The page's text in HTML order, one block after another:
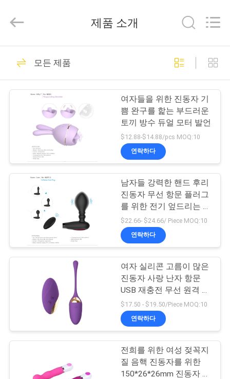
제
쇼
소
개
견
2021
CO.,LTD..
Ｇ스폿 진동자 성적
기구
58
토끼 진동자 성적 기
구
22
빠는 진동자 성적 기
구
10
제품 소개
모든 제품
여자들을 위한 진동자 기
쁨 완구를 핥는 부드러운
토끼 방수 듀얼 모터 발언
$12.88-$14.88/pcs MOQ:10
연락하다
남자들 강력한 핸드 후리
진동자 무선 항문 플러그
를 위한 전기 엎드리는 마
사지사
$22.66- $24.66/ Piece MOQ:10
연락하다
여자 실리콘 고름이 많은
진동자 사랑 난자 항문
USB 재충전 무선 원격 제
어
$17.50 - $19.50/Piece MOQ:10
연락하다
전희를 위한 여성 젖꼭지
질 음핵 진동자를 위한
150*26*26mm 진동자 마